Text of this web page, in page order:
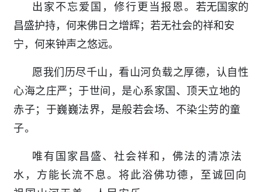
出家不忘爱国，修行更当报恩。 若无国家的
昌盛护持，何来佛日之增辉；若无社会的祥和安
宁，何来钟声之悠远。
愿我们历尽千山，看山河负载之厚德，认自性
心海之庄严；于世间，是心系家国、顶天立地的
赤子；于巍巍法界，是般若会场、不染尘劳的童
子。
唯有国家昌盛、社会祥和，佛法的清凉法
水，方能长流不息。将此浴佛功德，至诚回向